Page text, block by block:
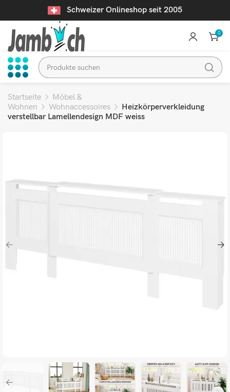
Schweizer Onlineshop seit 2005
0
Startseite
Möbel &
Wohnen
Wohnaccessoires
Heizkörperverkleidung
verstellbar Lamellendesign MDF weiss